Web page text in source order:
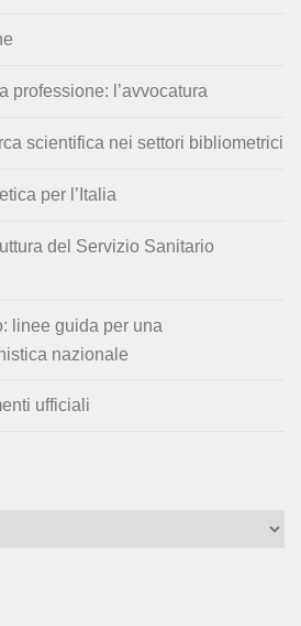
professione: l’avvocatura
scientifica nei settori bibliometrici
per l’Italia
del Servizio Sanitario
linee guida per una
nazionale
ufficiali